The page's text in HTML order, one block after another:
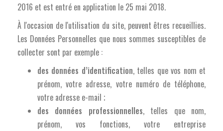
2016 et est entré en application le 25 mai 2018.
À l'occasion de l'utilisation du site, peuvent êtres recueillies.
Les Données Personnelles que nous sommes susceptibles de
collecter sont par exemple :
des données d’identification, telles que vos nom et
prénom, votre adresse, votre numéro de téléphone,
votre adresse e-mail ;
des données professionnelles, telles que nom,
prénom, vos fonctions, votre entreprise